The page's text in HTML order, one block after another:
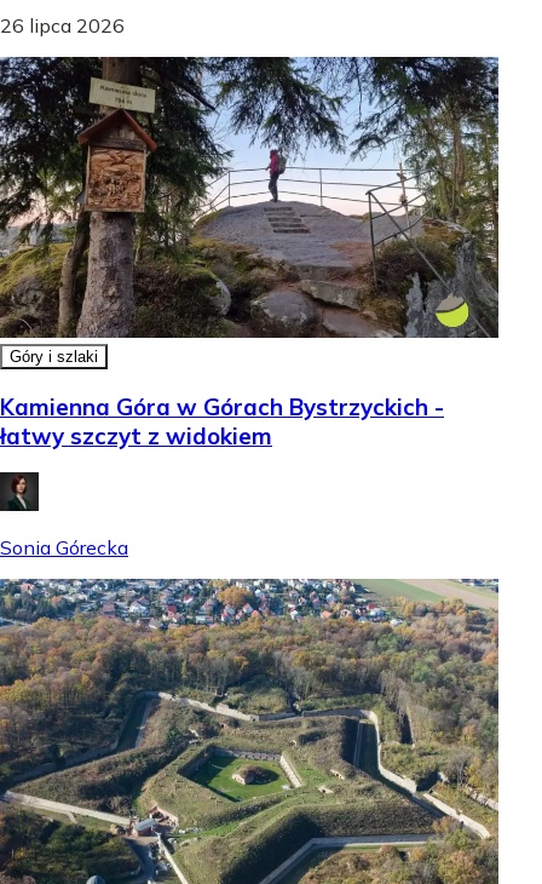
26 lipca 2026
Góry i szlaki
Kamienna Góra w Górach Bystrzyckich -
łatwy szczyt z widokiem
Sonia Górecka